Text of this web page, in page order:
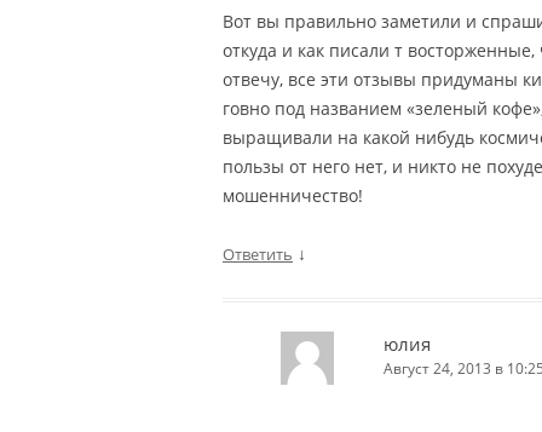
Вот вы правильно заметили и
откуда и как писали т
отвечу, все эти отзывы придуманы
говно под названием «зеленый
выращивали на какой нибудь
пользы от него нет, и никто не
мошенничество!
Ответить ↓
юлия
Август 24, 2013 в